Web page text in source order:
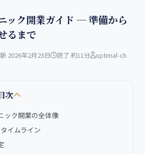
ック開業ガイド ─ 準備から
るまで
2026年2月23日 読了 約11分 optimal-ch
次
ック開業の全体像
イムライン